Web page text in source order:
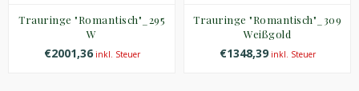
Trauringe "Romantisch"_295
W
€2001,36inkl. Steuer
Trauringe "Romantisch"_309
Weißgold
€1348,39inkl. Steuer